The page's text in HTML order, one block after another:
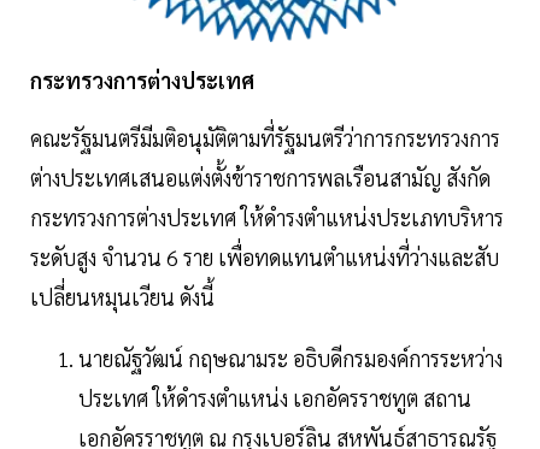
กระทรวงการต่างประเทศ
คณะรัฐมนตรีมีมติอนุมัติตามที่รัฐมนตรีว่าการกระทรวงการ
ต่างประเทศเสนอแต่งตั้งข้าราชการพลเรือนสามัญ สังกัด
กระทรวงการต่างประเทศ ให้ดำรงตำแหน่งประเภทบริหาร
ระดับสูง จำนวน 6 ราย เพื่อทดแทนตำแหน่งที่ว่างและสับ
เปลี่ยนหมุนเวียน ดังนี้
นายณัฐวัฒน์ กฤษณามระ อธิบดีกรมองค์การระหว่าง
ประเทศ ให้ดำรงตำแหน่ง เอกอัครราชทูต สถาน
เอกอัครราชทูต ณ กรุงเบอร์ลิน สหพันธ์สาธารณรัฐ